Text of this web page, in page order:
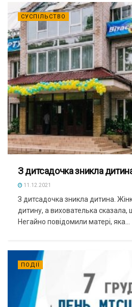
СУСПІЛЬСТВО
З дитсадочка зникла
11.12.2021
З дитсадочка зникла дитина.
дитину, а вихователька сказала,
Негайно повідомили матері, яка...
ПОДІЇ